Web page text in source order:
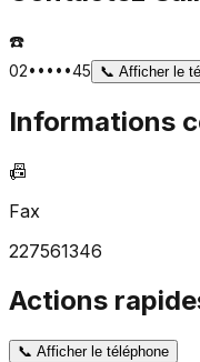
☎️
02•••••45 📞 Afficher le
Informations
📠
Fax
227561346
Actions
📞 Afficher le téléphone